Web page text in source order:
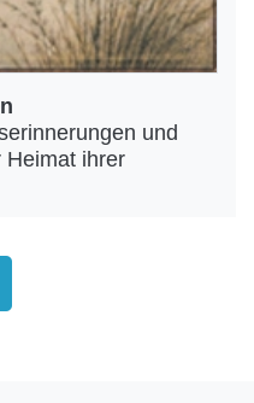
und
Heimat ihrer